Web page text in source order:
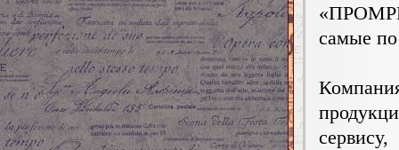
самые